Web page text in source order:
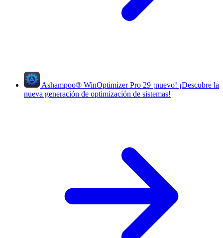
Ashampoo® WinOptimizer Pro 29 ¡nuevo! ¡Descubre la
nueva generación de optimización de sistemas!